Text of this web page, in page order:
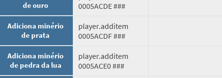
de ouro
0005ACDE ###
Adiciona minério
de prata
player.additem
0005ACDF ###
Adiciona minério
de pedra da lua
player.additem
0005ACE0 ###